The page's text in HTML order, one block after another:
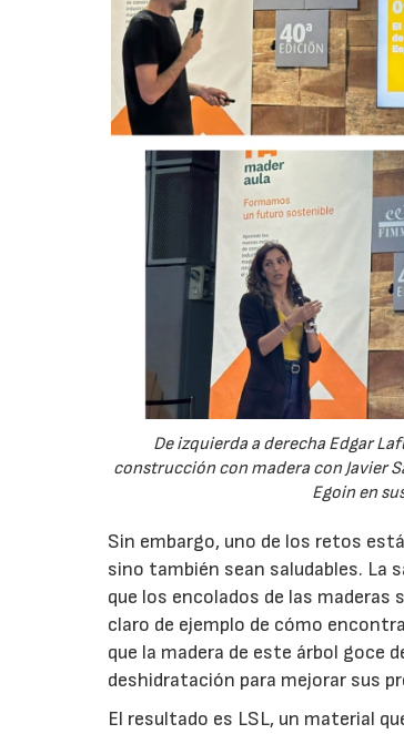
De izquierda a derecha Edgar
construcción con madera con Javier
Egoin en
Sin embargo, uno de los retos
sino también sean saludables. La
que los encolados de las maderas
claro de ejemplo de cómo
que la madera de este árbol goce
deshidratación para mejorar sus
El resultado es LSL, un material